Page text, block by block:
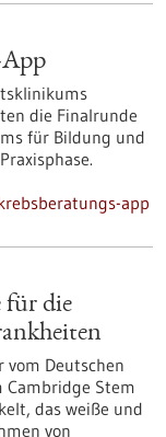
die Finalrunde
für Bildung und
app
für die
vom Deutschen
Cambridge Stem
das weiße und
von